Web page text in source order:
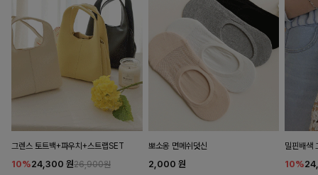
그렌스 토트백+파우치+스트랩SET
10%24,300 원26,900원
뽀소옹 면메쉬덧신
2,000 원
밀핀배색
10%